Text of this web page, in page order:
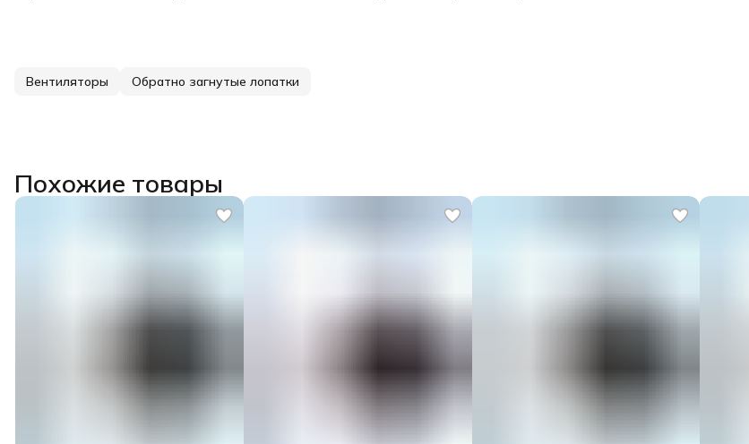
Вентиляторы Обратно загнутые лопатки
Похожие товары